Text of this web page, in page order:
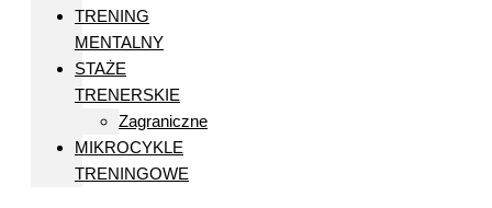
TRENING
MENTALNY
STAŻE
TRENERSKIE
Zagraniczne
MIKROCYKLE
TRENINGOWE